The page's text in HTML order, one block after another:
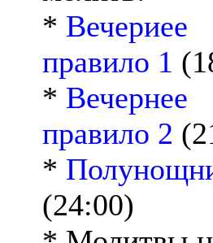
* Вечериее
правило 1
* Вечернее
правило 2
*
(24:00)